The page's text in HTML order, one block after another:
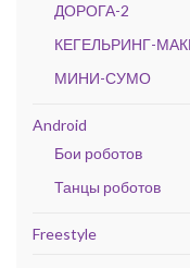
ДОРОГА-2
КЕГЕЛЬРИНГ-
МИНИ-СУМО
Android
Бои роботов
Танцы роботов
Freestyle